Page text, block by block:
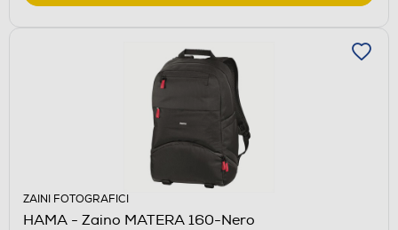
ZAINI FOTOGRAFICI
HAMA - Zaino MATERA 160-Nero